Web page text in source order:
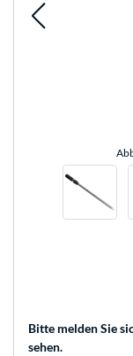
Bitte melden Sie
sehen.